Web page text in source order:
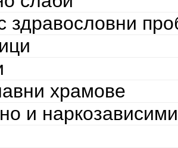
здравословни
храмове
и наркозависими